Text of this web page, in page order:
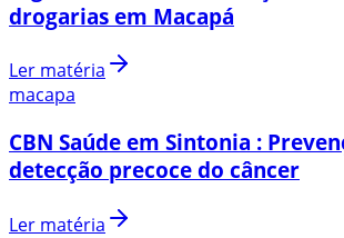
drogarias em Macapá
Ler matéria
macapa
CBN Saúde em Sintonia :
detecção precoce do câncer
Ler matéria